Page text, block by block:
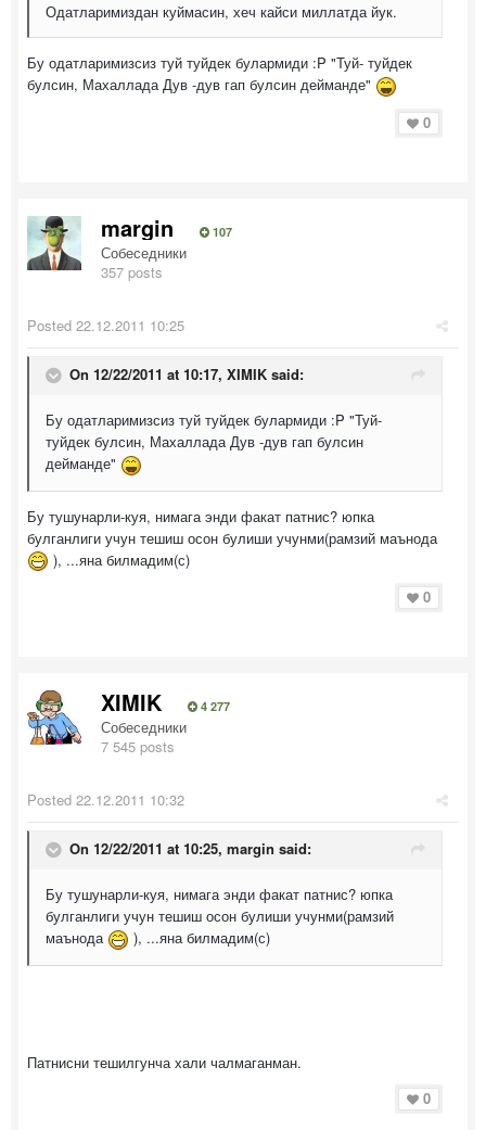
Одатларимиздан куймасин, хеч кайси миллатда йук.
Бу одатларимизсиз туй туйдек булармиди :P "Туй- туйдек
булсин, Махаллада Дув -дув гап булсин дейманде"
0
margin 107
Собеседники
357 posts
Posted 22.12.2011 10:25
On 12/22/2011 at 10:17, XIMIK said:
Бу одатларимизсиз туй туйдек булармиди :P "Туй-
туйдек булсин, Махаллада Дув -дув гап булсин
дейманде"
Бу тушунарли-куя, нимага энди факат патнис? юпка
булганлиги учун тешиш осон булиши учунми(рамзий маънода
), ...яна билмадим(с)
0
XIMIK 4 277
Собеседники
7 545 posts
Posted 22.12.2011 10:32
On 12/22/2011 at 10:25, margin said:
Бу тушунарли-куя, нимага энди факат патнис? юпка
булганлиги учун тешиш осон булиши учунми(рамзий
маънода
), ...яна билмадим(с)
Патнисни тешилгунча хали чалмаганман.
0